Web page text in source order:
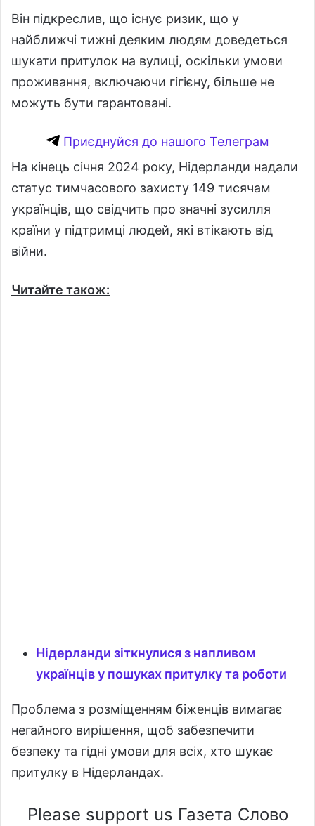
Він підкреслив, що існує ризик, що у
найближчі тижні деяким людям доведеться
шукати притулок на вулиці, оскільки умови
проживання, включаючи гігієну, більше не
можуть бути гарантовані.
Приєднуйся до нашого Телеграм
На кінець січня 2024 року, Нідерланди надали
статус тимчасового захисту 149 тисячам
українців, що свідчить про значні зусилля
країни у підтримці людей, які втікають від
війни.
Читайте також:
Нідерланди зіткнулися з напливом
українців у пошуках притулку та роботи
Проблема з розміщенням біженців вимагає
негайного вирішення, щоб забезпечити
безпеку та гідні умови для всіх, хто шукає
притулку в Нідерландах.
Please support us Газета Слово